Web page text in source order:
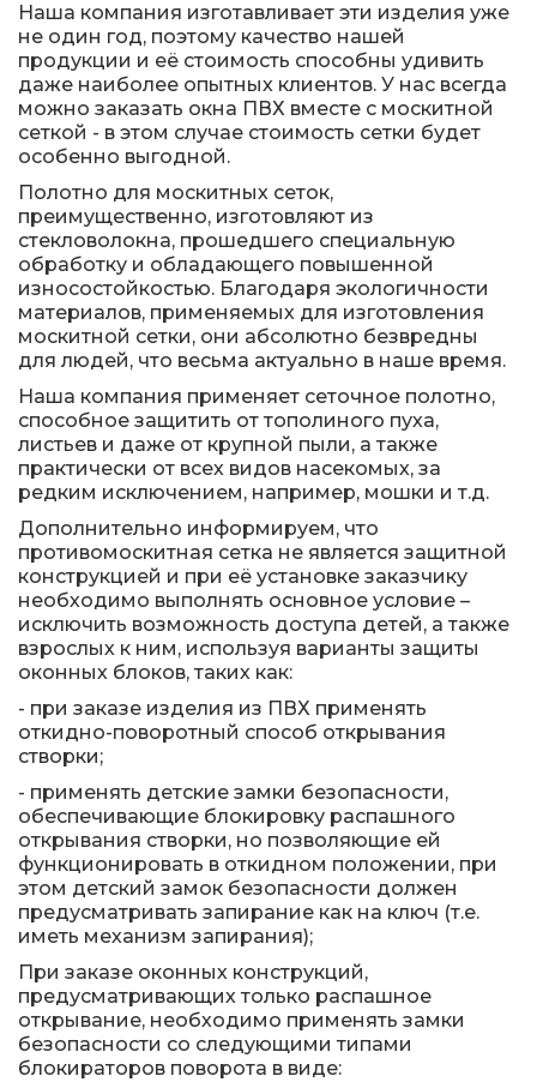
Наша компания изготавливает эти изделия уже
не один год, поэтому качество нашей
продукции и её стоимость способны удивить
даже наиболее опытных клиентов. У нас всегда
можно заказать окна ПВХ вместе с москитной
сеткой - в этом случае стоимость сетки будет
особенно выгодной.
Полотно для москитных сеток,
преимущественно, изготовляют из
стекловолокна, прошедшего специальную
обработку и обладающего повышенной
износостойкостью. Благодаря экологичности
материалов, применяемых для изготовления
москитной сетки, они абсолютно безвредны
для людей, что весьма актуально в наше время.
Наша компания применяет сеточное полотно,
способное защитить от тополиного пуха,
листьев и даже от крупной пыли, а также
практически от всех видов насекомых, за
редким исключением, например, мошки и т.д.
Дополнительно информируем, что
противомоскитная сетка не является защитной
конструкцией и при её установке заказчику
необходимо выполнять основное условие –
исключить возможность доступа детей, а также
взрослых к ним, используя варианты защиты
оконных блоков, таких как:
- при заказе изделия из ПВХ применять
откидно-поворотный способ открывания
створки;
- применять детские замки безопасности,
обеспечивающие блокировку распашного
открывания створки, но позволяющие ей
функционировать в откидном положении, при
этом детский замок безопасности должен
предусматривать запирание как на ключ (т.е.
иметь механизм запирания);
При заказе оконных конструкций,
предусматривающих только распашное
открывание, необходимо применять замки
безопасности со следующими типами
блокираторов поворота в виде: